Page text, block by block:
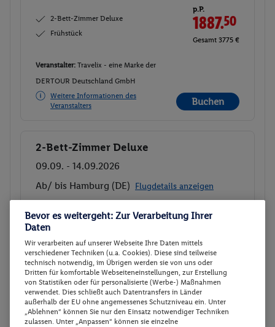
2-Bett-Zimmer Deluxe
Frühstück
p.P.
1887.50
Gesamt 3775 €
Veranstalter: Travelix - eine Marke der
DERTOUR Deutschland GmbH
Weitere Informationen des
Veranstalters
Buchen
Buchen
2-Bett-Zimmer Deluxe
09.09. - 14.09.2026
Ab/ bis Hamburg (DE) Flugdetails anzeigen
2-Bett-Zimmer Deluxe
1893.
Veranstalter:Travelix - eine Marke der
DERTOUR Deutschland GmbH
Weitere Informationen des
Veranstalters
Buchen
Bevor es weitergeht: Zur Verarbeitung Ihrer
Daten
Wir verarbeiten auf unserer Webseite Ihre Daten mittels
verschiedener Techniken (u.a. Cookies). Diese sind teilweise
technisch notwendig, im Übrigen werden sie von uns oder
Dritten für komfortable Webseiteneinstellungen, zur Erstellung
von Statistiken oder für personalisierte (Werbe-) Maßnahmen
verwendet. Dies schließt auch Datentransfers in Länder
außerhalb der EU ohne angemessenes Schutzniveau ein. Unter
„Ablehnen“ können Sie nur den Einsatz notwendiger Techniken
zulassen. Unter „Anpassen“ können sie einzelne